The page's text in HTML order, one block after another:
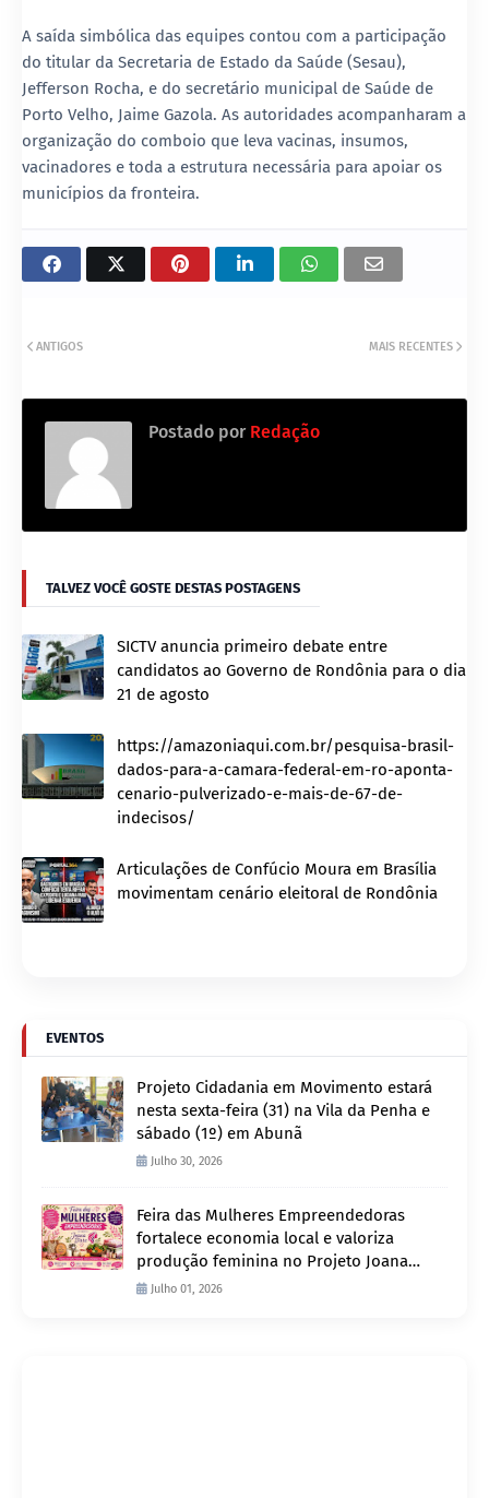
A saída simbólica das equipes contou com a participação
do titular da Secretaria de Estado da Saúde (Sesau),
Jefferson Rocha, e do secretário municipal de Saúde de
Porto Velho, Jaime Gazola. As autoridades acompanharam a
organização do comboio que leva vacinas, insumos,
vacinadores e toda a estrutura necessária para apoiar os
municípios da fronteira.
MAIS RECENTES
ANTIGOS
Postado por Redação
TALVEZ VOCÊ GOSTE DESTAS POSTAGENS
SICTV anuncia primeiro debate entre
candidatos ao Governo de Rondônia para o dia
21 de agosto
https://amazoniaqui.com.br/pesquisa-brasil-
dados-para-a-camara-federal-em-ro-aponta-
cenario-pulverizado-e-mais-de-67-de-
indecisos/
Articulações de Confúcio Moura em Brasília
movimentam cenário eleitoral de Rondônia
EVENTOS
Projeto Cidadania em Movimento estará
nesta sexta-feira (31) na Vila da Penha e
sábado (1º) em Abunã
Julho 30, 2026
Feira das Mulheres Empreendedoras
fortalece economia local e valoriza
produção feminina no Projeto Joana
D’Arc
Julho 01, 2026